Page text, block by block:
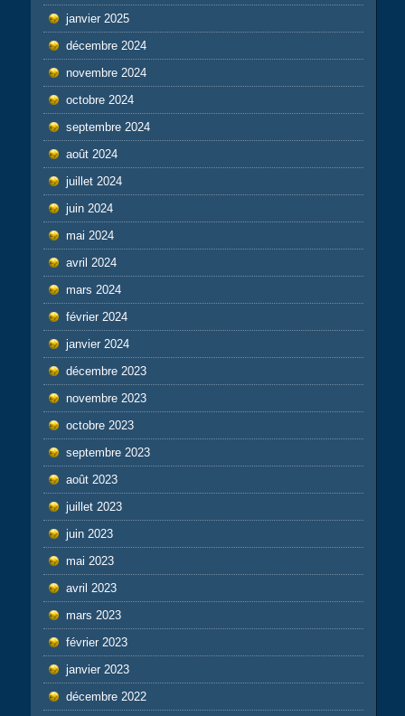
janvier 2025
décembre 2024
novembre 2024
octobre 2024
septembre 2024
août 2024
juillet 2024
juin 2024
mai 2024
avril 2024
mars 2024
février 2024
janvier 2024
décembre 2023
novembre 2023
octobre 2023
septembre 2023
août 2023
juillet 2023
juin 2023
mai 2023
avril 2023
mars 2023
février 2023
janvier 2023
décembre 2022